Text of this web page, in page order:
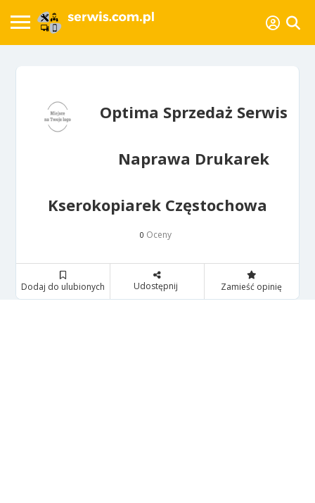
Optima Sprzedaż Serwis
Naprawa Drukarek
Kserokopiarek Częstochowa
0 Oceny
Dodaj do ulubionych Udostępnij Zamieść opinię